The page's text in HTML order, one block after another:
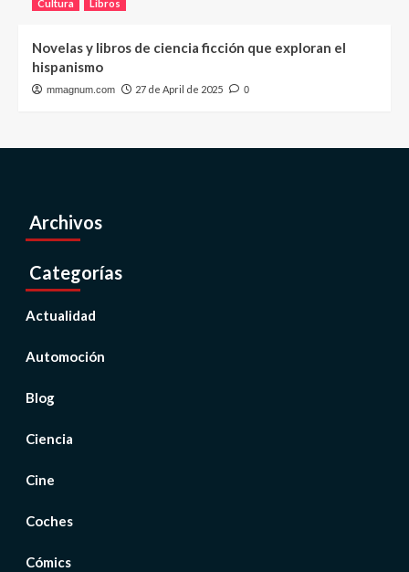
Cultura Libros
Novelas y libros de ciencia ficción que exploran el
hispanismo
mmagnum.com 27 de April de 2025 0
Archivos
Categorías
Actualidad
Automoción
Blog
Ciencia
Cine
Coches
Cómics